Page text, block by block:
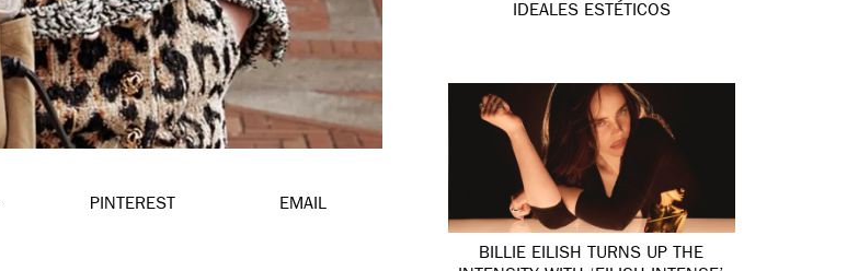
PINTEREST EMAIL
IDEALES ESTÉTICOS
BILLIE EILISH TURNS UP THE